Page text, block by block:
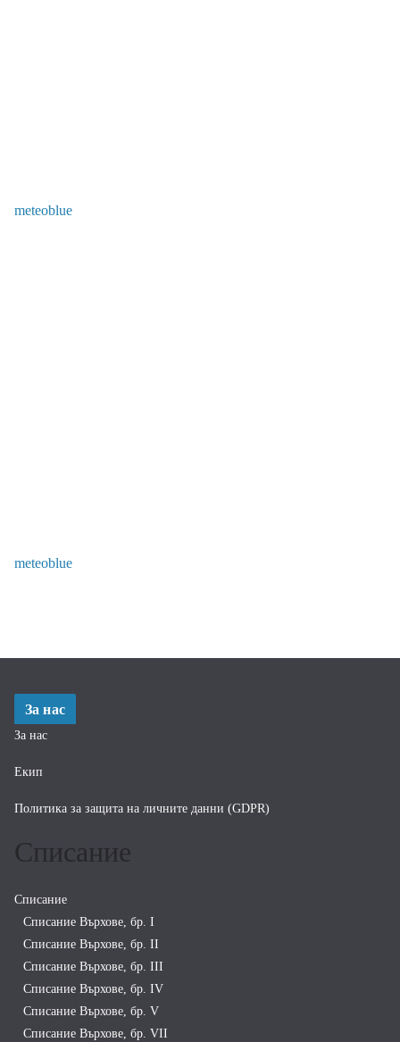
meteoblue
meteoblue
За нас
За нас
Екип
Политика за защита на личните данни (GDPR)
Списание
Списание
Списание Върхове, бр. I
Списание Върхове, бр. II
Списание Върхове, бр. III
Списание Върхове, бр. IV
Списание Върхове, бр. V
Списание Върхове, бр. VII